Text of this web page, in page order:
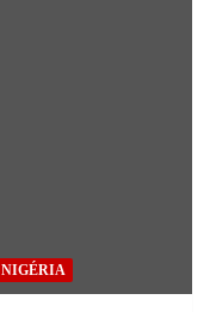
NIGÉRIA